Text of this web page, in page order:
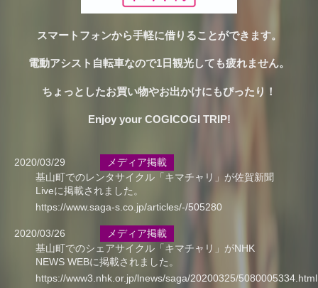
スマートフォンから手軽に借りることができます。
電動アシスト自転車なので1日観光しても疲れません。
ちょっとしたお買い物やお出かけにもぴったり！
Enjoy your COGICOGI TRIP!
2020/03/29
メディア掲載
基山町でのレンタサイクル「キマチャリ」が佐賀新聞
Liveに掲載されました。
https://www.saga-s.co.jp/articles/-/505280
2020/03/26
メディア掲載
基山町でのシェアサイクル「キマチャリ」がNHK
NEWS WEBに掲載されました。
https://www3.nhk.or.jp/lnews/saga/20200325/5080005334.html